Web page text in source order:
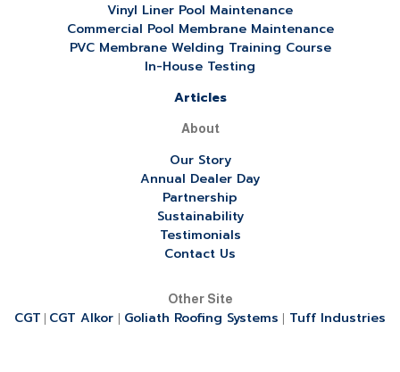
Vinyl Liner Pool Maintenance
Commercial Pool Membrane Maintenance
PVC Membrane Welding Training Course
In-House Testing
Articles
About
Our Story
Annual Dealer Day
Partnership
Sustainability
Testimonials
Contact Us
Other Site
CGT CGT Alkor Goliath Roofing Systems Tuff Industries